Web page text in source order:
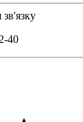
зв'язку
40